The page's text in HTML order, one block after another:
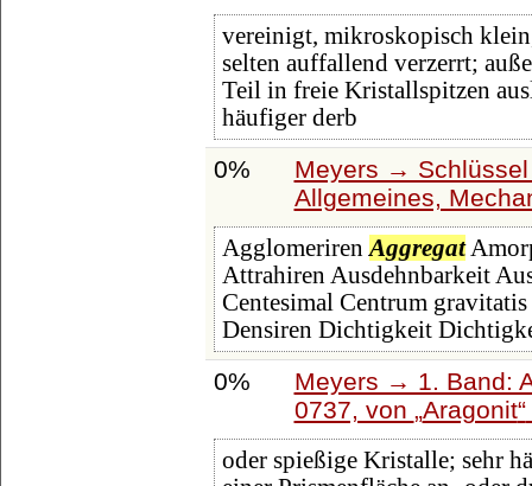
vereinigt, mikroskopisch
selten auffallend verzerrt;
Teil in freie Kristallspitzen
häufiger derb
0%
Meyers →
Allgemeines,
Agglomeriren Aggregat
Attrahiren Ausdehnbarkeit
Centesimal Centrum
Densiren Dichtigkeit
0%
Meyers → 1. Band:
0737, von Aragonit
oder spießige Kristalle; sehr